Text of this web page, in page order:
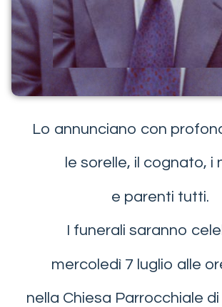
Lo annunciano con
le sorelle, il cognato, i
e parenti tutti.
I funerali saranno
mercoledì 7 luglio alle
nella Chiesa Parrocchiale di